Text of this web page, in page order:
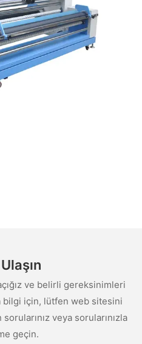
ve belirli gereksinimleri
bilgi için, lütfen web sitesini
veya sorularınızla
geçin.